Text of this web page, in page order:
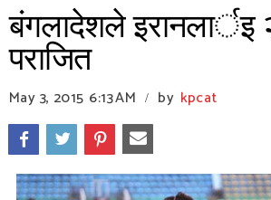
बंगलादेशले
पराजित
May 3, 2015 6:13 AM / by kpcat